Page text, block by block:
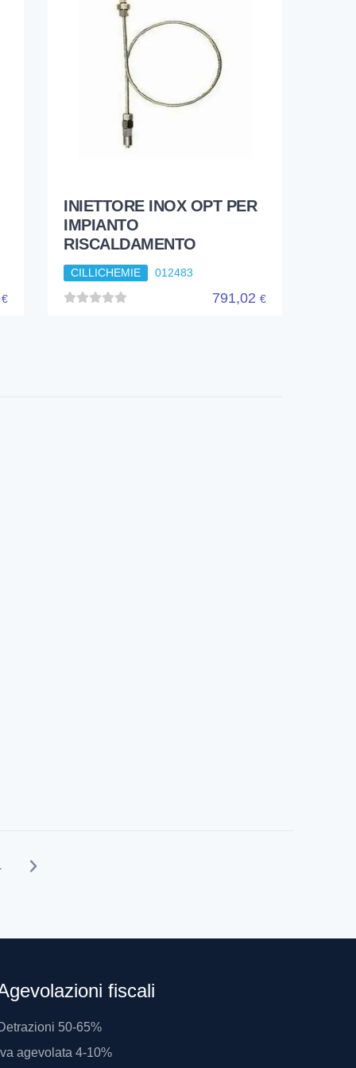
€
INIETTORE INOX OPT PER
IMPIANTO
RISCALDAMENTO
CILLICHEMIE 012483
791,02 €
fiscali
50-65%
agevolata 4-10%